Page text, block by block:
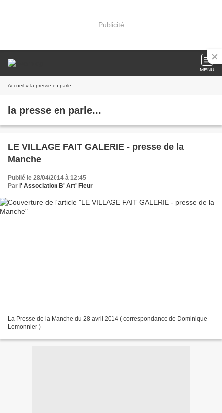
Publicité
MENU
Accueil » la presse en parle...
la presse en parle...
LE VILLAGE FAIT GALERIE - presse de la
Manche
Publié le 28/04/2014 à 12:45
Par l' Association B' Art' Fleur
La Presse de la Manche du 28 avril 2014 ( correspondance de Dominique
Lemonnier )